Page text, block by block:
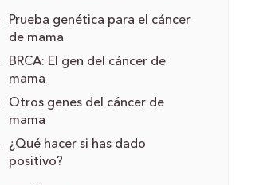
Prueba genética para el cáncer
de mama
BRCA: El gen del cáncer de
mama
Otros genes del cáncer de
mama
¿Qué hacer si has dado
positivo?